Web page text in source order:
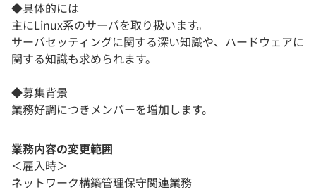
◆具体的には
主にLinux系のサーバを取り扱います。
サーバセッティングに関する深い知識や、ハードウェアに
関する知識も求められます。
◆募集背景
業務好調につきメンバーを増加します。
業務内容の変更範囲
＜雇入時＞
ネットワーク構築管理保守関連業務